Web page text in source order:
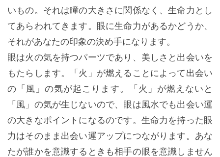
いもの。それは瞳の大きさに関係なく、生命力とし
てあらわれてきます。眼に生命力があるかどうか、
それがあなたの印象の決め手になります。
眼は火の気を持つパーツであり、美しさと出会いを
もたらします。「火」が燃えることによって出会い
の「風」の気が起こります。「火」が燃えないと
「風」の気が生じないので、眼は風水でも出会い運
の大きなポイントになるのです。生命力を持った眼
力はそのまま出会い運アップにつながります。あな
たが誰かを意識するときも相手の眼を意識しません